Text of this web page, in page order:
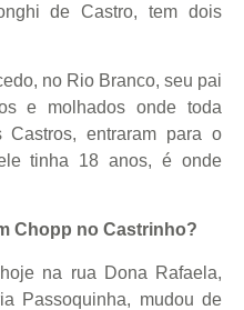
de Castro, tem dois
no Rio Branco, seu pai
e molhados onde toda
Castros, entraram para o
tinha 18 anos, é onde
Chopp no Castrinho?
na rua Dona Rafaela,
Passoquinha, mudou de